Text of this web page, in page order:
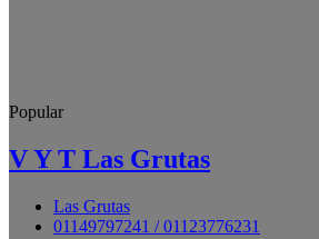
Popular
V Y T Las Grutas
Las Grutas
01149797241 / 01123776231